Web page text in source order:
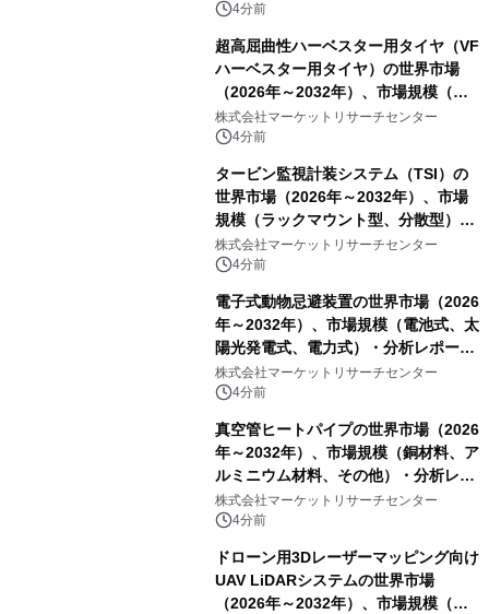
4分前
超高屈曲性ハーベスター用タイヤ（VF
ハーベスター用タイヤ）の世界市場
（2026年～2032年）、市場規模（後
輪駆動、前輪操舵）・分析レポートを
発表
株式会社マーケットリサーチセンター
4分前
タービン監視計装システム（TSI）の
世界市場（2026年～2032年）、市場
規模（ラックマウント型、分散型）・
分析レポートを発表
株式会社マーケットリサーチセンター
4分前
電子式動物忌避装置の世界市場（2026
年～2032年）、市場規模（電池式、太
陽光発電式、電力式）・分析レポート
を発表
株式会社マーケットリサーチセンター
4分前
真空管ヒートパイプの世界市場（2026
年～2032年）、市場規模（銅材料、ア
ルミニウム材料、その他）・分析レポ
ートを発表
株式会社マーケットリサーチセンター
4分前
ドローン用3Dレーザーマッピング向け
UAV LiDARシステムの世界市場
（2026年～2032年）、市場規模（長